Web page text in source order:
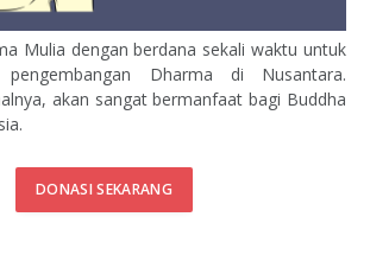
Mulia dengan berdana sekali waktu untuk
Dharma di Nusantara.
akan sangat bermanfaat bagi Buddha
DONASI SEKARANG